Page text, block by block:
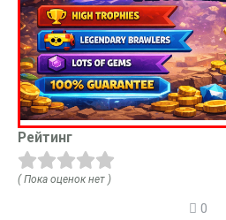
Рейтинг
( Пока оценок нет )
0